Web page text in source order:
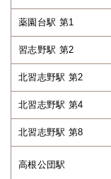
薬園台駅 第1
習志野駅 第2
北習志野駅 第2
北習志野駅 第4
北習志野駅 第8
高根公団駅